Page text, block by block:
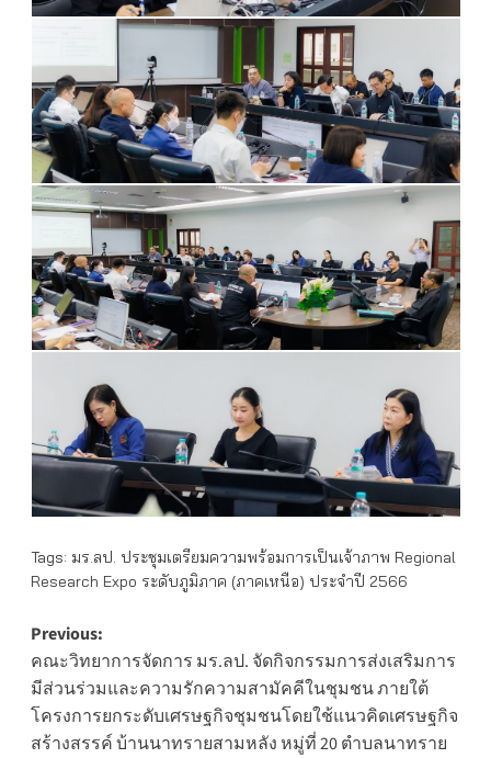
Tags: มร.ลป. ประชุมเตรียมความพร้อมการเป็นเจ้าภาพ Regional
Research Expo ระดับภูมิภาค (ภาคเหนือ) ประจำปี 2566
Post
navigation
Previous:
คณะวิทยาการจัดการ มร.ลป. จัดกิจกรรมการส่งเสริมการ
มีส่วนร่วมและความรักความสามัคคีในชุมชน ภายใต้
โครงการยกระดับเศรษฐกิจชุมชนโดยใช้แนวคิดเศรษฐกิจ
สร้างสรรค์ บ้านนาทรายสามหลัง หมู่ที่ 20 ตำบลนาทราย